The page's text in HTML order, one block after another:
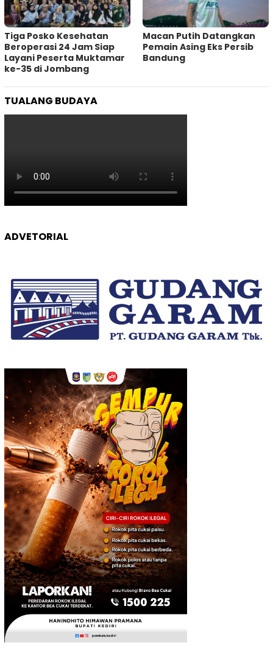
Tiga Posko Kesehatan
Beroperasi 24 Jam Siap
Layani Peserta Muktamar
ke-35 di Jombang
Macan Putih Datangkan
Pemain Asing Eks Persib
Bandung
TUALANG BUDAYA
ADVETORIAL